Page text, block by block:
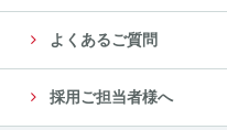
よくあるご質問
採用ご担当者様へ